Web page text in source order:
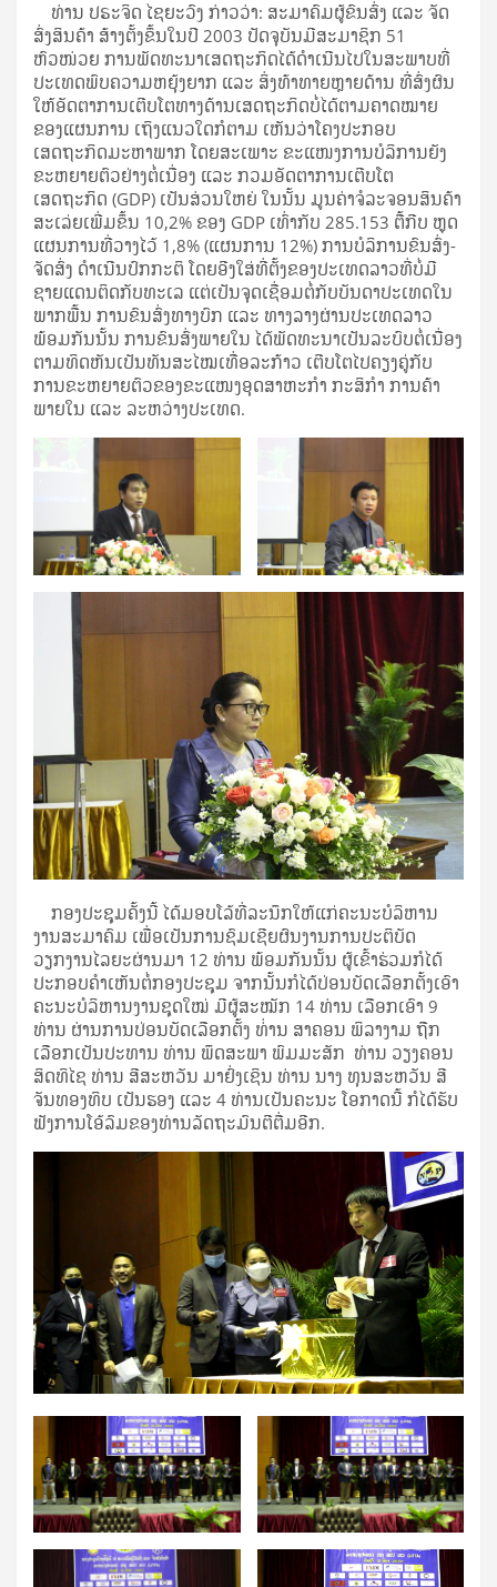
ທ່ານ ປຣະຈິດ ໄຊຍະວົງ ກ່າວວ່າ: ສະມາຄົມຜູ້ຂົນສົ່ງ ແລະ ຈັດ
ສົ່ງສິນຄ້າ ສ້າງຕັ້ງຂຶ້ນໃນປີ 2003 ປັດຈຸບັນມີສະມາຊິກ 51
ຫົວໜ່ວຍ ການພັດທະນາເສດຖະກິດໄດ້ດຳເນີນໄປໃນສະພາບທີ່
ປະເທດພົບຄວາມຫຍຸ້ງຍາກ ແລະ ສິ່ງທ້າທາຍຫຼາຍດ້ານ ທີ່ສົ່ງຜົນ
ໃຫ້ອັດຕາການເຕີບໂຕທາງດ້ານເສດຖະກິດບໍ່ໄດ້ຕາມຄາດໝາຍ
ຂອງແຜນການ ເຖິງແນວໃດກໍຕາມ ເຫັນວ່າໂຄງປະກອບ
ເສດຖະກິດມະຫາພາກ ໂດຍສະເພາະ ຂະແໜງການບໍລິການຍັງ
ຂະຫຍາຍຕົວຢ່າງຕໍ່ເນື່ອງ ແລະ ກວມອັດຕາການເຕີບໂຕ
ເສດຖະກິດ (GDP) ເປັນສ່ວນໃຫຍ່ ໃນນັ້ນ ມູນຄ່າຈໍລະຈອນສິນຄ້າ
ສະເລ່ຍເພີ່ມຂຶ້ນ 10,2% ຂອງ GDP ເທົ່າກັບ 285.153 ຕື້ກີບ ຫຼຸດ
ແຜນການທີ່ວາງໄວ້ 1,8% (ແຜນການ 12%) ການບໍລິການຂົນສົ່ງ-
ຈັດສົ່ງ ດຳເນີນປົກກະຕິ ໂດຍອີງໃສ່ທີ່ຕັ້ງຂອງປະເທດລາວທີ່ບໍ່ມີ
ຊາຍແດນຕິດກັບທະເລ ແຕ່ເປັນຈຸດເຊື່ອມຕໍ່ກັບບັນດາປະເທດໃນ
ພາກພື້ນ ການຂົນສົ່ງທາງບົກ ແລະ ທາງລາງຜ່ານປະເທດລາວ
ພ້ອມກັນນັ້ນ ການຂົນສົ່ງພາຍໃນ ໄດ້ພັດທະນາເປັນລະບົບຕໍ່ເນື່ອງ
ຕາມທິດຫັນເປັນທັນສະໄໝເທື່ອລະກ້າວ ເຕີບໂຕໄປຄຽງຄູ່ກັບ
ການຂະຫຍາຍຕົວຂອງຂະແໜງອຸດສາຫະກຳ ກະສິກຳ ການຄ້າ
ພາຍໃນ ແລະ ລະຫວ່າງປະເທດ.
ກອງປະຊຸມຄັ້ງນີ້ ໄດ້ມອບໂລ້ທີ່ລະນຶກໃຫ້ແກ່ຄະນະບໍລິຫານ
ງານສະມາຄົມ ເພື່ອເປັນການຊົມເຊີຍຜົນງານການປະຕິບັດ
ວຽກງານໄລຍະຜ່ານມາ 12 ທ່ານ ພ້ອມກັນນັ້ນ ຜູ້ເຂົ້າຮ່ວມກໍໄດ້
ປະກອບຄຳເຫັນຕໍ່ກອງປະຊຸມ ຈາກນັ້ນກໍໄດ້ປ່ອນບັດເລືອກຕັ້ງເອົາ
ຄະນະບໍລິຫານງານຊຸດໃໝ່ ມີຜູ້ສະໝັກ 14 ທ່ານ ເລືອກເອົາ 9
ທ່ານ ຜ່ານການປ່ອນບັດເລືອກຕັ້ງ ທ່່ານ ສາຄອນ ພິລາງາມ ຖືກ
ເລືອກເປັນປະທານ ທ່ານ ພຶດສະພາ ພົມມະສັກ ທ່ານ ວຽງຄອນ
ສິດທິໄຊ ທ່ານ ສີສະຫວັນ ມາຢົ່ງເຊິນ ທ່ານ ນາງ ທຸນສະຫວັນ ສີ
ຈັນທອງທິບ ເປັນຮອງ ແລະ 4 ທ່ານເປັນຄະນະ ໂອກາດນີ້ ກໍໄດ້ຮັບ
ຟັງການໂອ້ລົມຂອງທ່ານລັດຖະມົນຕີຕື່ມອີກ.